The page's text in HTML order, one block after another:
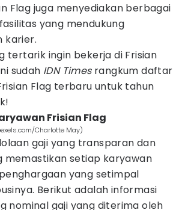
Flag juga menyediakan berbagai
yang mendukung
karier.
tertarik ingin bekerja di Frisian
sudah IDN Timesrangkum daftar
Flag terbaru untuk tahun
Frisian Flag
Charlotte May)
gaji yang transparan dan
memastikan setiap karyawan
yang setimpal
Berikut adalah informasi
nominal gaji yang diterima oleh